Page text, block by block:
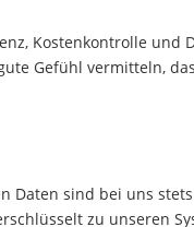
Kostenkontrolle und
Gefühl vermitteln,
Daten sind bei uns
zu unseren